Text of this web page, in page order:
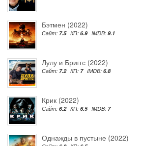
Бэтмен (2022)
Сайт: 7.5 КП: 6.9 IMDB: 9.1
Лулу и Бриггс (2022)
Сайт: 7.2 КП: 7 IMDB: 6.8
Крик (2022)
Сайт: 6.2 КП: 6.5 IMDB: 7
Однажды в пустыне (2022)